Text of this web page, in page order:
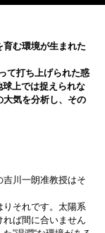
む環境が生まれた
て打ち上げられた惑
上では捉えられな
大気を分析し、その
川一朗准教授はそ
りそれです。太陽系
ば間に合いません